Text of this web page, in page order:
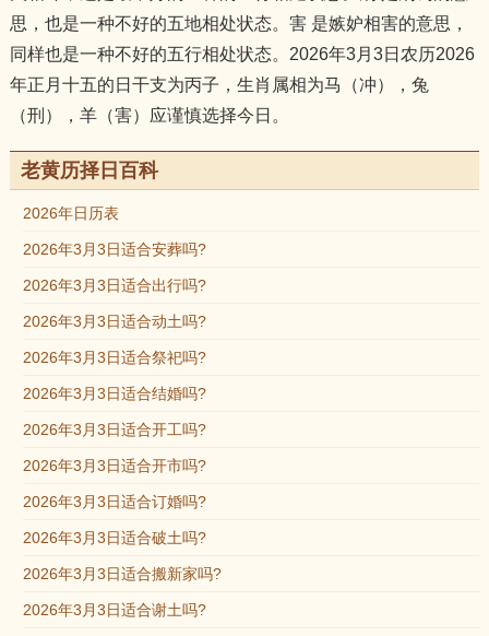
思，也是一种不好的五地相处状态。害 是嫉妒相害的意思，
同样也是一种不好的五行相处状态。2026年3月3日农历2026
年正月十五的日干支为丙子，生肖属相为马（冲），兔
（刑），羊（害）应谨慎选择今日。
老黄历择日百科
2026年日历表
2026年3月3日适合安葬吗?
2026年3月3日适合出行吗?
2026年3月3日适合动土吗?
2026年3月3日适合祭祀吗?
2026年3月3日适合结婚吗?
2026年3月3日适合开工吗?
2026年3月3日适合开市吗?
2026年3月3日适合订婚吗?
2026年3月3日适合破土吗?
2026年3月3日适合搬新家吗?
2026年3月3日适合谢土吗?